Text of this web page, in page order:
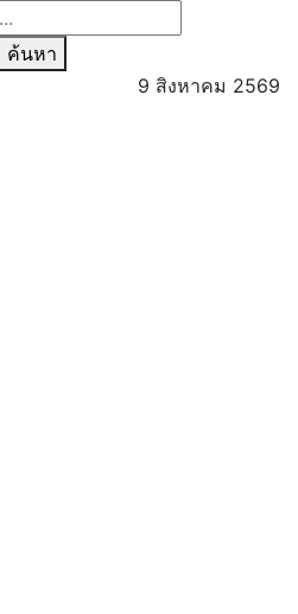
ค้นหา
9 สิงหาคม 2569